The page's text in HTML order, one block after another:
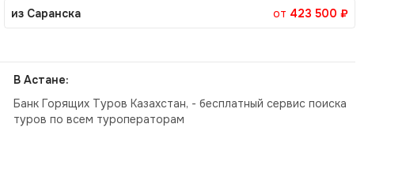
из Саранска от 423 500 ₽
В Астане:
Банк Горящих Туров Казахстан, - бесплатный сервис поиска
туров по всем туроператорам